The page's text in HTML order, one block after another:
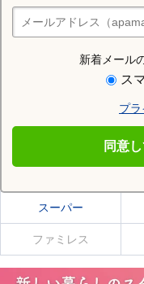
新着メール
ス
プ
同意
住みたい街の店舗を探す
店舗検索
住む街研究所で河
河西郡更別村の施設
スーパー
ファミレス